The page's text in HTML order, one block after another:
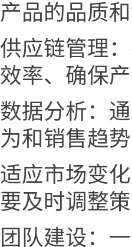
产品的品质
供应链管理
效率、确保
数据分析：
为和销售趋
适应市场变
要及时调整
团队建设：